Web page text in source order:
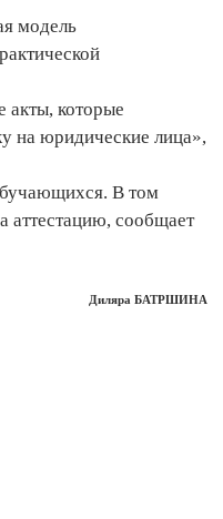
модель
акты, которые
на юридические лица»,
В том
аттестацию, сообщает
Диляра БАТРШИНА